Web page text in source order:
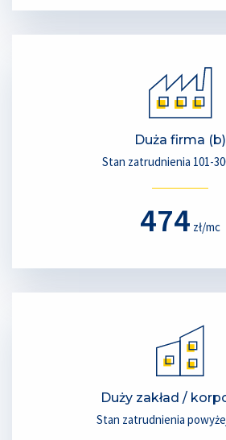
Duża firma (b)
Stan zatrudnienia 101-
474 zł/mc
Duży zakład /
Stan zatrudnienia